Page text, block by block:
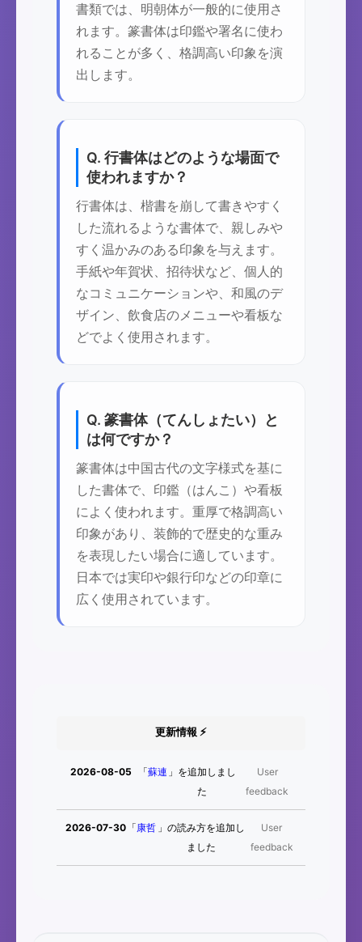
書類では、明朝体が一般的に使用さ
れます。篆書体は印鑑や署名に使わ
れることが多く、格調高い印象を演
出します。
Q. 行書体はどのような場面で
使われますか？
行書体は、楷書を崩して書きやすく
した流れるような書体で、親しみや
すく温かみのある印象を与えます。
手紙や年賀状、招待状など、個人的
なコミュニケーションや、和風のデ
ザイン、飲食店のメニューや看板な
どでよく使用されます。
Q. 篆書体（てんしょたい）と
は何ですか？
篆書体は中国古代の文字様式を基に
した書体で、印鑑（はんこ）や看板
によく使われます。重厚で格調高い
印象があり、装飾的で歴史的な重み
を表現したい場合に適しています。
日本では実印や銀行印などの印章に
広く使用されています。
更新情報 ⚡
2026-08-05 「蘇連 」を追加しまし
た
User
feedback
2026-07-30 「康哲 」の読み方を追加し
ました
User
feedback